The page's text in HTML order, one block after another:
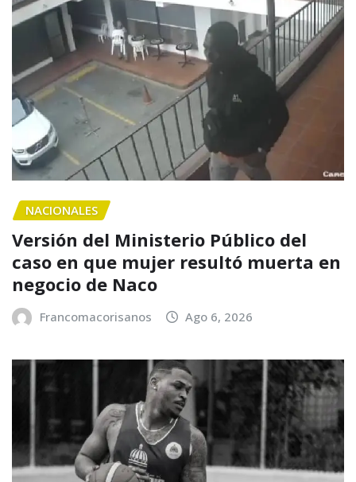
NACIONALES
Versión del Ministerio Público del
caso en que mujer resultó muerta en
negocio de Naco
Francomacorisanos Ago 6, 2026